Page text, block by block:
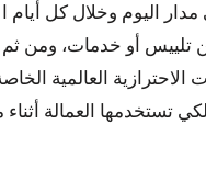
اليوم وخلال كل أيام
تلييس أو خدمات، ومن
الاحترازية العالمية
تستخدمها العمالة